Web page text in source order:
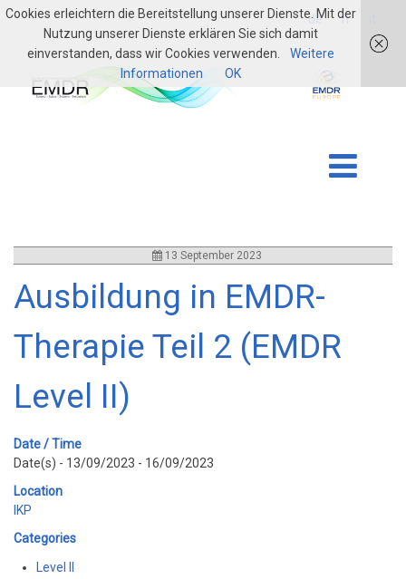
login de fr
13 September 2023
Ausbildung in EMDR-
Therapie Teil 2 (EMDR
Level II)
Date / Time
Date(s) - 13/09/2023 - 16/09/2023
Location
IKP
Categories
Level II
Cookies erleichtern die Bereitstellung unserer Dienste. Mit der
Nutzung unserer Dienste erklären Sie sich damit
einverstanden, dass wir Cookies verwenden.
Weitere
Informationen
OK